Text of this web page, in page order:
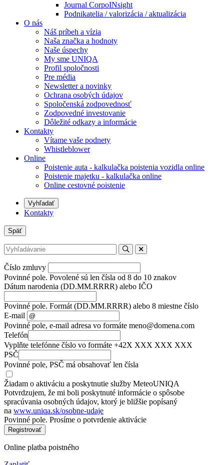
Journal CorpoINsight
Podnikatelia / valorizácia / aktualizácia
O nás
Náš príbeh a vízia
Naša značka a hodnoty
Naše úspechy
My sme UNIQA
Profil spoločnosti
Pre média
Newsletter a novinky
Ochrana osobých údajov
Spoločenská zodpovednosť
Zodpovedné investovanie
Dôležité odkazy a informácie
Kontakty
Vítame vaše podnety
Whistleblower
Online
Poistenie auta - kalkulačka poistenia vozidla online
Poistenie majetku - kalkulačka online
Online cestovné poistenie
Vyhľadať
Kontakty
Späť
Číslo zmluvy
Povinné pole. Povolené sú len čísla od 8 do 10 znakov
Dátum narodenia (DD.MM.RRRR) alebo IČO
Povinné pole. Formát (DD.MM.RRRR) alebo 8 miestne číslo
E-mail
Povinné pole, e-mail adresa vo formáte meno@domena.com
Telefón
Vyplňte telefónne číslo vo formáte +42X XXX XXX XXX
PSČ
Povinné pole, PSČ má obsahovať len čísla
Žiadam o aktiváciu a poskytnutie služby MeteoUNIQA
Potvrdzujem, že mi boli poskytnuté informácie o spôsobe
spracúvania osobných údajov, ktorý je bližšie popísaný
na www.uniqa.sk/osobne-udaje
Povinné pole. Prosíme o potvrdenie aktivácie
Online platba poistného